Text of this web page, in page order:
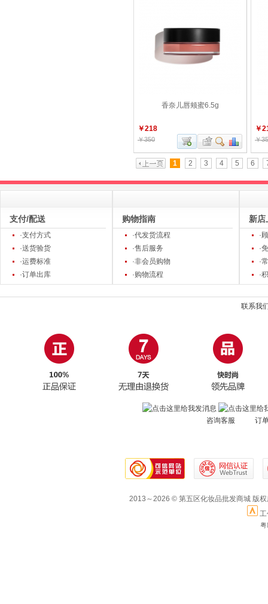
香奈儿唇颊蜜6.5g
￥218
￥350
￥
￥
1 2 3 4 5 6
支付/配送
·支付方式
·送货验货
·运费标准
·订单出库
购物指南
·代发货流程
·售后服务
·非会员购物
·购物流程
新店
·
·
·
·
联系我
咨询客服 订
2013～2026 © 第五区化妆品批发商城 版
粤